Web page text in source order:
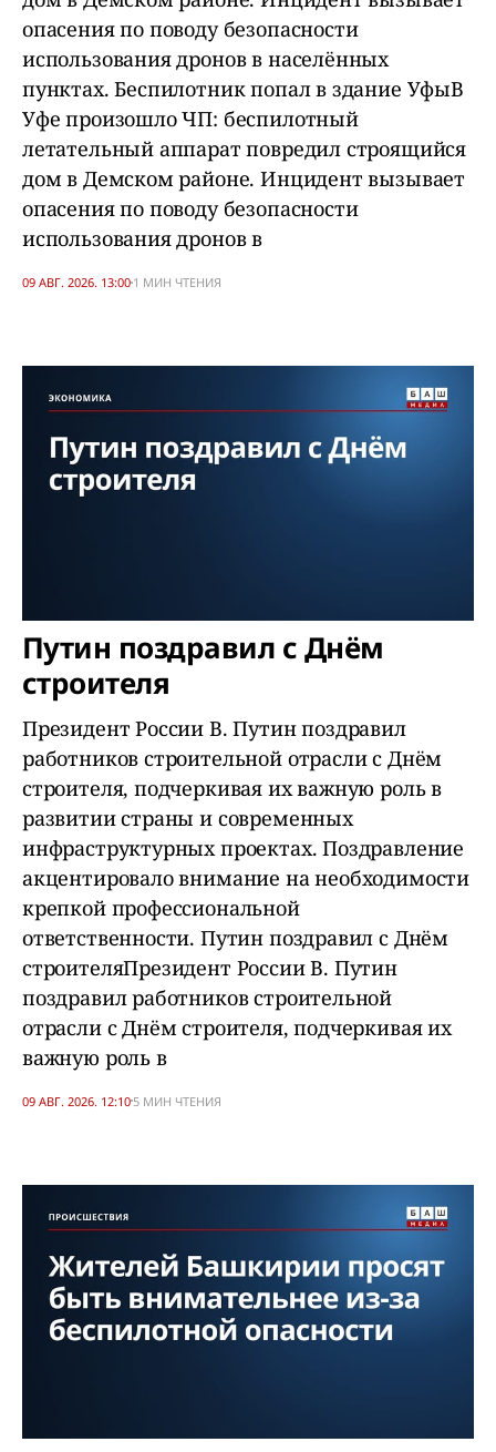
опасения по поводу безопасности
использования дронов в населённых
пунктах. Беспилотник попал в здание УфыВ
Уфе произошло ЧП: беспилотный
летательный аппарат повредил строящийся
дом в Демском районе. Инцидент вызывает
опасения по поводу безопасности
использования дронов в
09 АВГ. 2026. 13:00 1 МИН ЧТЕНИЯ
Путин поздравил с Днём
строителя
Президент России В. Путин поздравил
работников строительной отрасли с Днём
строителя, подчеркивая их важную роль в
развитии страны и современных
инфраструктурных проектах. Поздравление
акцентировало внимание на необходимости
крепкой профессиональной
ответственности. Путин поздравил с Днём
строителяПрезидент России В. Путин
поздравил работников строительной
отрасли с Днём строителя, подчеркивая их
важную роль в
09 АВГ. 2026. 12:10 5 МИН ЧТЕНИЯ